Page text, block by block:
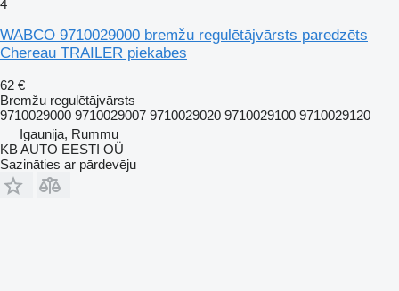
4
WABCO 9710029000 bremžu regulētājvārsts paredzēts
Chereau TRAILER piekabes
62 €
Bremžu regulētājvārsts
9710029000 9710029007 9710029020 9710029100 9710029120
Igaunija, Rummu
KB AUTO EESTI OÜ
Sazināties ar pārdevēju